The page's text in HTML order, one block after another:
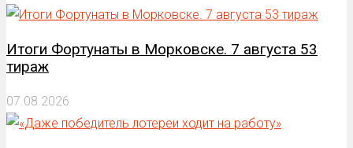
Итоги Фортунаты в Морковске. 7 августа 53
тираж
07.08.2026